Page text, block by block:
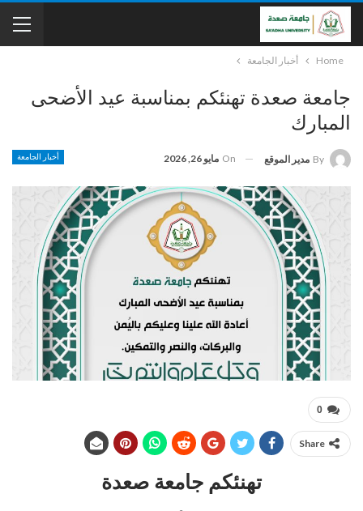
Home أخبار الجامعة
جامعة صعدة تهنئكم بمناسبة عيد الأضحى
المبارك
أخبار الجامعة By مدير الموقع On مايو 26, 2026
0
Share
تهنئكم جامعة صعدة